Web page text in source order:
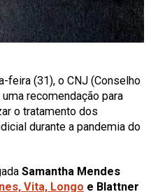
feira (31), o CNJ (Conselho
recomendação para
o tratamento dos
durante a pandemia do
Samantha Mendes
Vita, Longo e Blattner